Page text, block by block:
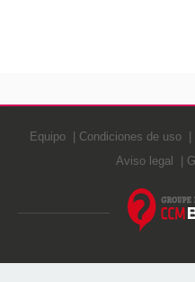
Equipo Condiciones de uso
Aviso legal